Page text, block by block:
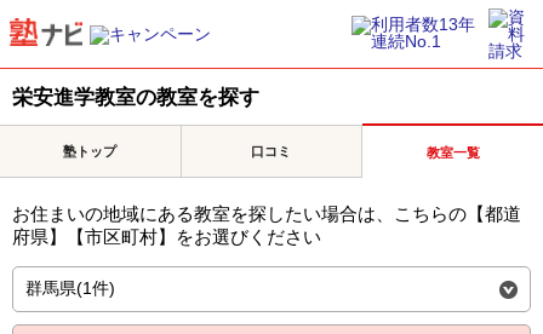
栄安進学教室の教室を探す
塾トップ 口コミ 教室一覧
お住まいの地域にある教室を探したい場合は、こちらの【都道
府県】【市区町村】をお選びください